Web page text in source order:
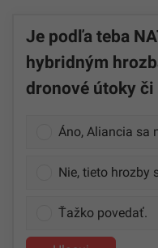
Je podľa teba
hybridným
dronové útoky
Áno, Aliancia sa
Nie, tieto hrozby
Ťažko povedať.